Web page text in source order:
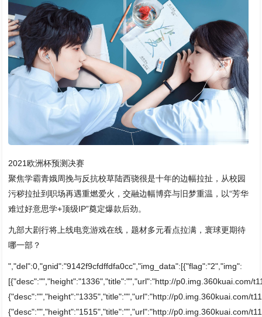
2021欧洲杯预测决赛
聚焦学霸青娥周挽与反抗校草陆西骁很是十年的边幅拉扯，从校园
污秽拉扯到职场再遇重燃爱火，交融边幅博弈与旧梦重温，以“芳华
难过好意思学+顶级IP”奠定爆款后劲。
九部大剧行将上线电竞游戏在线，题材多元看点拉满，寰球更期待
哪一部？
","del":0,"gnid":"9142f9cfdffdfa0cc","img_data":[{"flag":"2","img":
[{"desc":"","height":"1336","title":"","url":"http://p0.img.360kuai.com/
{"desc":"","height":"1335","title":"","url":"http://p0.img.360kuai.com/
{"desc":"","height":"1515","title":"","url":"http://p0.img.360kuai.com/